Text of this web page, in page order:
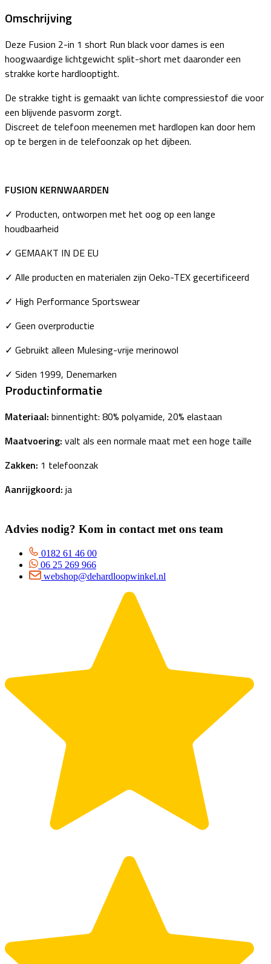
Omschrijving
Deze Fusion 2-in 1 short Run black voor dames is een
hoogwaardige lichtgewicht split-short met daaronder een
strakke korte hardlooptight.
De strakke tight is gemaakt van lichte compressiestof die voor
een blijvende pasvorm zorgt.
Discreet de telefoon meenemen met hardlopen kan door hem
op te bergen in de telefoonzak op het dijbeen.
FUSION KERNWAARDEN
✓ Producten, ontworpen met het oog op een lange
houdbaarheid
✓ GEMAAKT IN DE EU
✓ Alle producten en materialen zijn Oeko-TEX gecertificeerd
✓ High Performance Sportswear
✓ Geen overproductie
✓ Gebruikt alleen Mulesing-vrije merinowol
✓ Siden 1999, Denemarken
Productinformatie
Materiaal: binnentight: 80% polyamide, 20% elastaan
Maatvoering: valt als een normale maat met een hoge taille
Zakken: 1 telefoonzak
Aanrijgkoord: ja
Advies nodig? Kom in contact met ons team
0182 61 46 00
06 25 269 966
webshop@dehardloopwinkel.nl